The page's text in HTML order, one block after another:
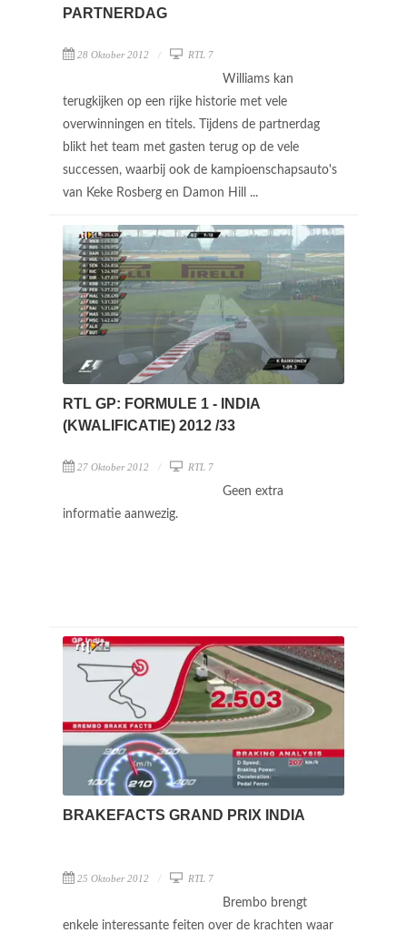
PARTNERDAG
28 Oktober 2012 RTL 7
Williams kan
terugkijken op een rijke historie met vele
overwinningen en titels. Tijdens de partnerdag
blikt het team met gasten terug op de vele
successen, waarbij ook de kampioenschapsauto's
van Keke Rosberg en Damon Hill ...
RTL GP: FORMULE 1 - INDIA
(KWALIFICATIE) 2012 /33
27 Oktober 2012 RTL 7
Geen extra
informatie aanwezig.
BRAKEFACTS GRAND PRIX INDIA
25 Oktober 2012 RTL 7
Brembo brengt
enkele interessante feiten over de krachten waar